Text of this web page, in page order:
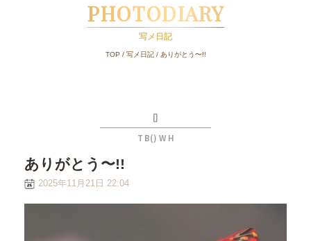
PHOTODIARY
写メ日記
TOP / 写メ日記/ ありがとう〜!!
[]
T B() W H
ありがとう〜!!
2025年11月21日 22:04